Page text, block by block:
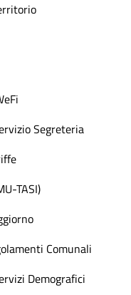
Segreteria
TASI)
Comunali
Demografici